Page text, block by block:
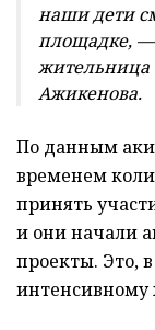
наши дети
площадке, —
жительница
Ажикенова.
По данным
временем
принять
и они начали
проекты. Это,
интенсивному